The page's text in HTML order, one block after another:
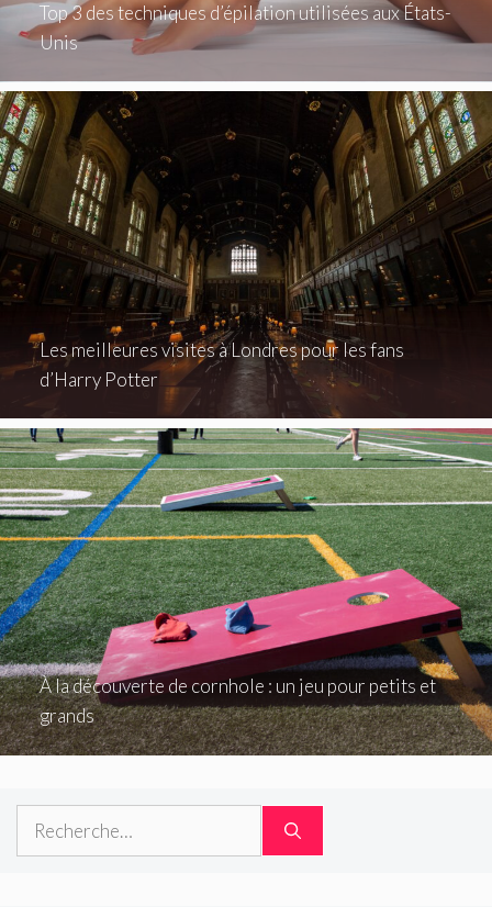
Top 3 des techniques d’épilation utilisées aux États-
Unis
Les meilleures visites à Londres pour les fans
d’Harry Potter
À la découverte de cornhole : un jeu pour petits et
grands
Rechercher :